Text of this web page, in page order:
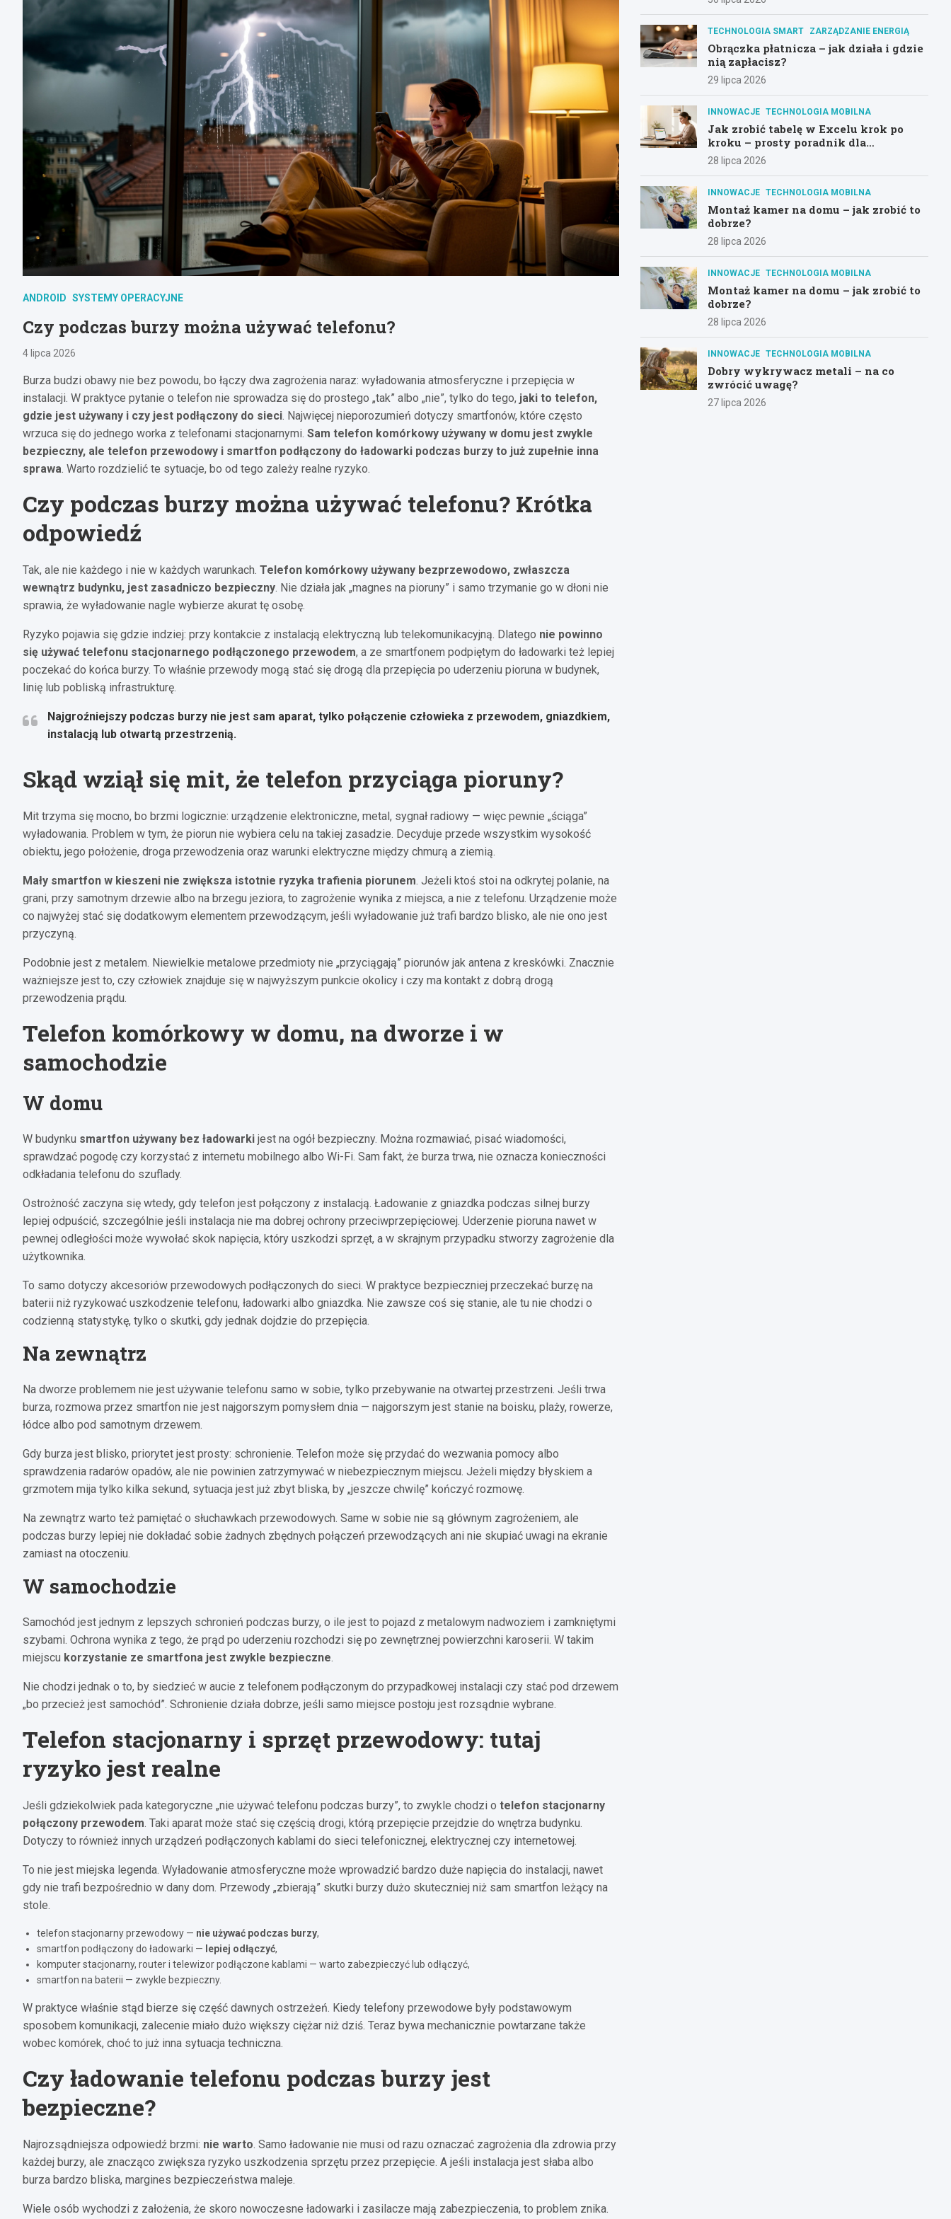
ANDROID SYSTEMY OPERACYJNE
Czy podczas burzy można używać telefonu?
4 lipca 2026
Burza budzi obawy nie bez powodu, bo łączy dwa zagrożenia naraz: wyładowania atmosferyczne i przepięcia w
instalacji. W praktyce pytanie o telefon nie sprowadza się do prostego „tak” albo „nie”, tylko do tego, jaki to telefon,
gdzie jest używany i czy jest podłączony do sieci. Najwięcej nieporozumień dotyczy smartfonów, które często
wrzuca się do jednego worka z telefonami stacjonarnymi. Sam telefon komórkowy używany w domu jest zwykle
bezpieczny, ale telefon przewodowy i smartfon podłączony do ładowarki podczas burzy to już zupełnie inna
sprawa. Warto rozdzielić te sytuacje, bo od tego zależy realne ryzyko.
Czy podczas burzy można używać telefonu? Krótka
odpowiedź
Tak, ale nie każdego i nie w każdych warunkach. Telefon komórkowy używany bezprzewodowo, zwłaszcza
wewnątrz budynku, jest zasadniczo bezpieczny. Nie działa jak „magnes na pioruny” i samo trzymanie go w dłoni nie
sprawia, że wyładowanie nagle wybierze akurat tę osobę.
Ryzyko pojawia się gdzie indziej: przy kontakcie z instalacją elektryczną lub telekomunikacyjną. Dlatego nie powinno
się używać telefonu stacjonarnego podłączonego przewodem, a ze smartfonem podpiętym do ładowarki też lepiej
poczekać do końca burzy. To właśnie przewody mogą stać się drogą dla przepięcia po uderzeniu pioruna w budynek,
linię lub pobliską infrastrukturę.
Najgroźniejszy podczas burzy nie jest sam aparat, tylko połączenie człowieka z przewodem, gniazdkiem,
instalacją lub otwartą przestrzenią.
Skąd wziął się mit, że telefon przyciąga pioruny?
Mit trzyma się mocno, bo brzmi logicznie: urządzenie elektroniczne, metal, sygnał radiowy — więc pewnie „ściąga”
wyładowania. Problem w tym, że piorun nie wybiera celu na takiej zasadzie. Decyduje przede wszystkim wysokość
obiektu, jego położenie, droga przewodzenia oraz warunki elektryczne między chmurą a ziemią.
Mały smartfon w kieszeni nie zwiększa istotnie ryzyka trafienia piorunem. Jeżeli ktoś stoi na odkrytej polanie, na
grani, przy samotnym drzewie albo na brzegu jeziora, to zagrożenie wynika z miejsca, a nie z telefonu. Urządzenie może
co najwyżej stać się dodatkowym elementem przewodzącym, jeśli wyładowanie już trafi bardzo blisko, ale nie ono jest
przyczyną.
Podobnie jest z metalem. Niewielkie metalowe przedmioty nie „przyciągają” piorunów jak antena z kreskówki. Znacznie
ważniejsze jest to, czy człowiek znajduje się w najwyższym punkcie okolicy i czy ma kontakt z dobrą drogą
przewodzenia prądu.
Telefon komórkowy w domu, na dworze i w
samochodzie
W domu
W budynku smartfon używany bez ładowarki jest na ogół bezpieczny. Można rozmawiać, pisać wiadomości,
sprawdzać pogodę czy korzystać z internetu mobilnego albo Wi-Fi. Sam fakt, że burza trwa, nie oznacza konieczności
odkładania telefonu do szuflady.
Ostrożność zaczyna się wtedy, gdy telefon jest połączony z instalacją. Ładowanie z gniazdka podczas silnej burzy
lepiej odpuścić, szczególnie jeśli instalacja nie ma dobrej ochrony przeciwprzepięciowej. Uderzenie pioruna nawet w
pewnej odległości może wywołać skok napięcia, który uszkodzi sprzęt, a w skrajnym przypadku stworzy zagrożenie dla
użytkownika.
To samo dotyczy akcesoriów przewodowych podłączonych do sieci. W praktyce bezpieczniej przeczekać burzę na
baterii niż ryzykować uszkodzenie telefonu, ładowarki albo gniazdka. Nie zawsze coś się stanie, ale tu nie chodzi o
codzienną statystykę, tylko o skutki, gdy jednak dojdzie do przepięcia.
Na zewnątrz
Na dworze problemem nie jest używanie telefonu samo w sobie, tylko przebywanie na otwartej przestrzeni. Jeśli trwa
burza, rozmowa przez smartfon nie jest najgorszym pomysłem dnia — najgorszym jest stanie na boisku, plaży, rowerze,
łódce albo pod samotnym drzewem.
Gdy burza jest blisko, priorytet jest prosty: schronienie. Telefon może się przydać do wezwania pomocy albo
sprawdzenia radarów opadów, ale nie powinien zatrzymywać w niebezpiecznym miejscu. Jeżeli między błyskiem a
grzmotem mija tylko kilka sekund, sytuacja jest już zbyt bliska, by „jeszcze chwilę” kończyć rozmowę.
Na zewnątrz warto też pamiętać o słuchawkach przewodowych. Same w sobie nie są głównym zagrożeniem, ale
podczas burzy lepiej nie dokładać sobie żadnych zbędnych połączeń przewodzących ani nie skupiać uwagi na ekranie
zamiast na otoczeniu.
W samochodzie
Samochód jest jednym z lepszych schronień podczas burzy, o ile jest to pojazd z metalowym nadwoziem i zamkniętymi
szybami. Ochrona wynika z tego, że prąd po uderzeniu rozchodzi się po zewnętrznej powierzchni karoserii. W takim
miejscu korzystanie ze smartfona jest zwykle bezpieczne.
Nie chodzi jednak o to, by siedzieć w aucie z telefonem podłączonym do przypadkowej instalacji czy stać pod drzewem
„bo przecież jest samochód”. Schronienie działa dobrze, jeśli samo miejsce postoju jest rozsądnie wybrane.
Telefon stacjonarny i sprzęt przewodowy: tutaj
ryzyko jest realne
Jeśli gdziekolwiek pada kategoryczne „nie używać telefonu podczas burzy”, to zwykle chodzi o telefon stacjonarny
połączony przewodem. Taki aparat może stać się częścią drogi, którą przepięcie przejdzie do wnętrza budynku.
Dotyczy to również innych urządzeń podłączonych kablami do sieci telefonicznej, elektrycznej czy internetowej.
To nie jest miejska legenda. Wyładowanie atmosferyczne może wprowadzić bardzo duże napięcia do instalacji, nawet
gdy nie trafi bezpośrednio w dany dom. Przewody „zbierają” skutki burzy dużo skuteczniej niż sam smartfon leżący na
stole.
telefon stacjonarny przewodowy — nie używać podczas burzy,
smartfon podłączony do ładowarki — lepiej odłączyć,
komputer stacjonarny, router i telewizor podłączone kablami — warto zabezpieczyć lub odłączyć,
smartfon na baterii — zwykle bezpieczny.
W praktyce właśnie stąd bierze się część dawnych ostrzeżeń. Kiedy telefony przewodowe były podstawowym
sposobem komunikacji, zalecenie miało dużo większy ciężar niż dziś. Teraz bywa mechanicznie powtarzane także
wobec komórek, choć to już inna sytuacja techniczna.
Czy ładowanie telefonu podczas burzy jest
bezpieczne?
Najrozsądniejsza odpowiedź brzmi: nie warto. Samo ładowanie nie musi od razu oznaczać zagrożenia dla zdrowia przy
każdej burzy, ale znacząco zwiększa ryzyko uszkodzenia sprzętu przez przepięcie. A jeśli instalacja jest słaba albo
burza bardzo bliska, margines bezpieczeństwa maleje.
Wiele osób wychodzi z założenia, że skoro nowoczesne ładowarki i zasilacze mają zabezpieczenia, to problem znika.
TECHNOLOGIA SMART ZARZĄDZANIE ENERGIĄ
Obrączka płatnicza – jak działa i gdzie
nią zapłacisz?
29 lipca 2026
INNOWACJE TECHNOLOGIA MOBILNA
Jak zrobić tabelę w Excelu krok po
kroku – prosty poradnik dla
początkujących
28 lipca 2026
INNOWACJE TECHNOLOGIA MOBILNA
Montaż kamer na domu – jak zrobić to
dobrze?
28 lipca 2026
INNOWACJE TECHNOLOGIA MOBILNA
Montaż kamer na domu – jak zrobić to
dobrze?
28 lipca 2026
INNOWACJE TECHNOLOGIA MOBILNA
Dobry wykrywacz metali – na co
zwrócić uwagę?
27 lipca 2026